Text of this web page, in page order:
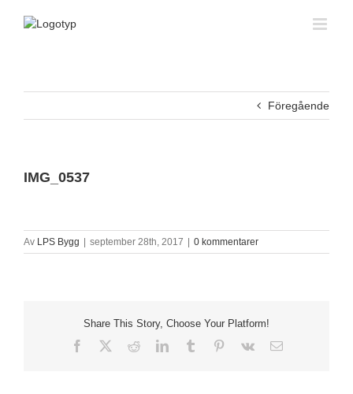
Föregående
IMG_0537
Av LPS Bygg september 28th, 2017 0 kommentarer
Share This Story, Choose Your Platform!
Facebook RedditLinkedInTumblr Pinterest
Vk
E-